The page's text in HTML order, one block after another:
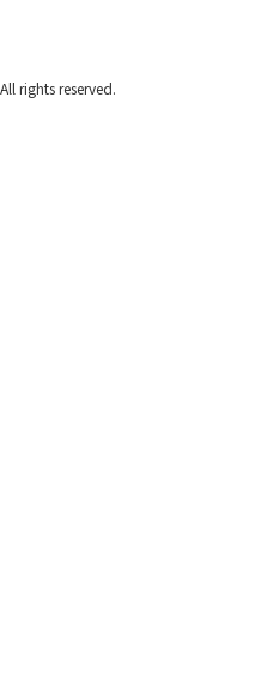
rights reserved.